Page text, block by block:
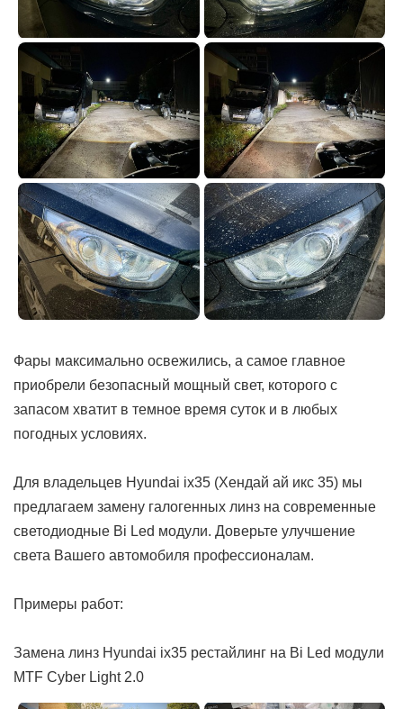
Фары максимально освежились, а самое главное
приобрели безопасный мощный свет, которого с
запасом хватит в темное время суток и в любых
погодных условиях.
Для владельцев Hyundai ix35 (Хендай ай икс 35) мы
предлагаем замену галогенных линз на современные
светодиодные Bi Led модули. Доверьте улучшение
света Вашего автомобиля профессионалам.
Примеры работ:
Замена линз Hyundai ix35 рестайлинг на Bi Led модули
MTF Cyber Light 2.0